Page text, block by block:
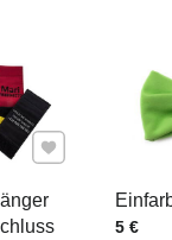
Zu Favoriten
Preis
5 €